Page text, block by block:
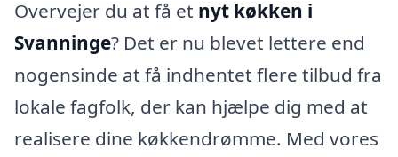
Overvejer du at få et nyt køkken i
Svanninge? Det er nu blevet lettere end
nogensinde at få indhentet flere tilbud fra
lokale fagfolk, der kan hjælpe dig med at
realisere dine køkkendrømme. Med vores